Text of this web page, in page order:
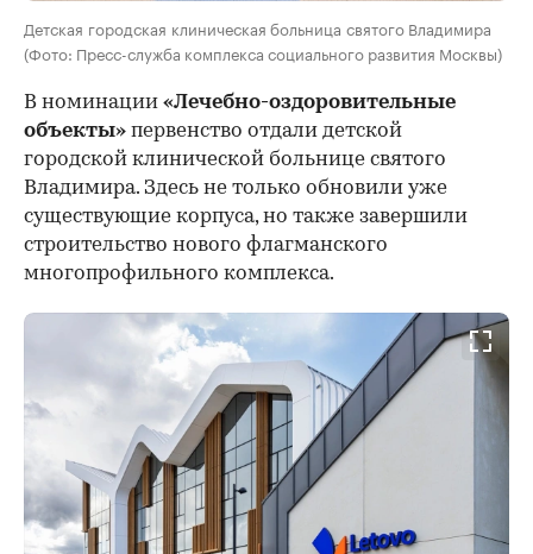
Детская городская клиническая больница святого Владимира
(Фото: Пресс-служба комплекса социального развития Москвы)
В номинации «Лечебно-оздоровительные
объекты» первенство отдали детской
городской клинической больнице святого
Владимира. Здесь не только обновили уже
существующие корпуса, но также завершили
строительство нового флагманского
многопрофильного комплекса.